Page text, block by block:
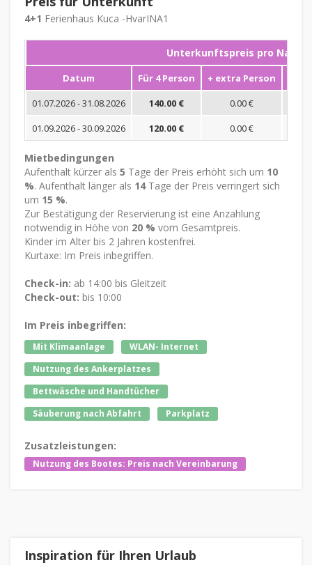
4+1 Ferienhaus Kuca -HvarINA1
Unterkunftspreis pro Nacht
Datum Für 4 Person + extra Person
01.07.2026 - 31.08.2026
140.00 €
0.00 €
01.09.2026 - 30.09.2026
120.00 € 0.00 €
Mietbedingungen
Aufenthalt kürzer als 5 Tage der Preis erhöht sich um 10
%. Aufenthalt länger als 14Tage der Preis verringert sich
um 15 %.
Zur Bestätigung der Reservierung ist eine Anzahlung
notwendig in Höhe von 20 % vom Gesamtpreis.
Kinder im Alter bis 2 Jahren kostenfrei.
Kurtaxe: Im Preis inbegriffen.
Check-in: ab 14:00 bis Gleitzeit
Check-out: bis 10:00
Im Preis inbegriffen:
Mit Klimaanlage
WLAN- Internet
Nutzung des Ankerplatzes
Bettwäsche und Handtücher
Säuberung nach Abfahrt
Parkplatz
Zusatzleistungen:
Nutzung des Bootes: Preis nach Vereinbarung
Inspiration für Ihren Urlaub